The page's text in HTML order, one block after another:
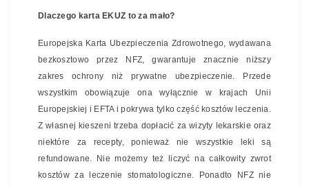
Dlaczego karta EKUZ to za mało?
Europejska Karta Ubezpieczenia Zdrowotnego, wydawana
bezkosztowo przez NFZ, gwarantuje znacznie niższy
zakres ochrony niż prywatne ubezpieczenie. Przede
wszystkim obowiązuje ona wyłącznie w krajach Unii
Europejskiej i EFTA i pokrywa tylko część kosztów leczenia.
Z własnej kieszeni trzeba dopłacić za wizyty lekarskie oraz
niektóre za recepty, ponieważ nie wszystkie leki są
refundowane. Nie możemy też liczyć na całkowity zwrot
kosztów za leczenie stomatologiczne. Ponadto NFZ nie